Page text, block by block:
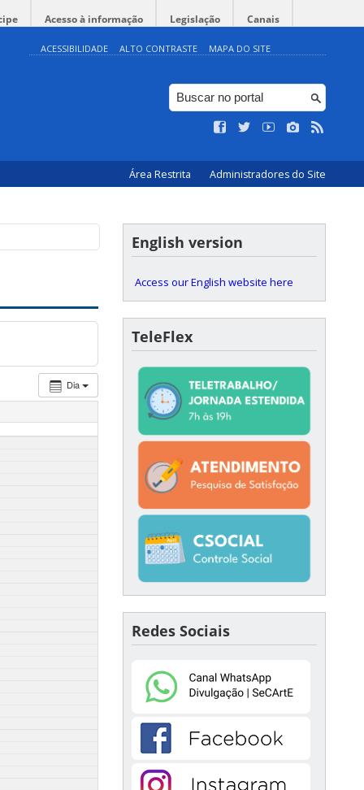
Acesso à informação Legislação Canais
ACESSIBILIDADE ALTO CONTRASTE MAPA DO SITE
Área Restrita Administradores do Site
Dia
English version
Access our English website here
TeleFlex
Redes Sociais